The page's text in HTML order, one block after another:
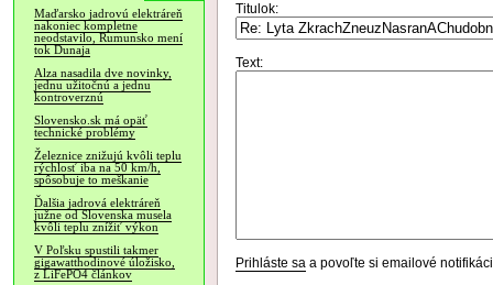
Maďarsko jadrovú elektráreň
nakoniec kompletne
neodstavilo, Rumunsko mení
tok Dunaja
Alza nasadila dve novinky,
jednu užitočnú a jednu
kontroverznú
Slovensko.sk má opäť
technické problémy
Železnice znižujú kvôli teplu
rýchlosť iba na 50 km/h,
spôsobuje to meškanie
Ďalšia jadrová elektráreň
južne od Slovenska musela
kvôli teplu znížiť výkon
V Poľsku spustili takmer
gigawatthodinové úložisko,
z LiFePO4 článkov
Titulok:
Text:
Prihláste sa a povoľte si emailové